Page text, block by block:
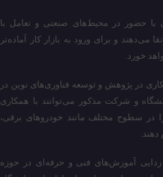
با حضور در محیط‌های صنعتی و تعامل با
و برای ورود به بازار کار آماده‌تر
خورد.
در پژوهش و توسعه فناوری‌های نوین در
و شرکت مذکور می‌توانند با همکاری
در سطوح مختلف مانند خودروهای برقی،
آموزش‌های فنی و حرفه‌ای در حوزه